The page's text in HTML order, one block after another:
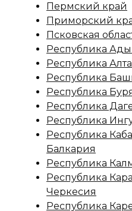
Пермский край
Приморский
Псковская
Республика
Республика
Республика
Республика
Республика
Республика
Республика
Балкария
Республика
Республика
Черкесия
Республика